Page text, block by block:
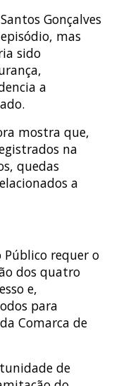
Gonçalves
mas
sido
a
mostra que,
na
quedas
a
requer o
dos quatro
e,
para
Comarca de
de